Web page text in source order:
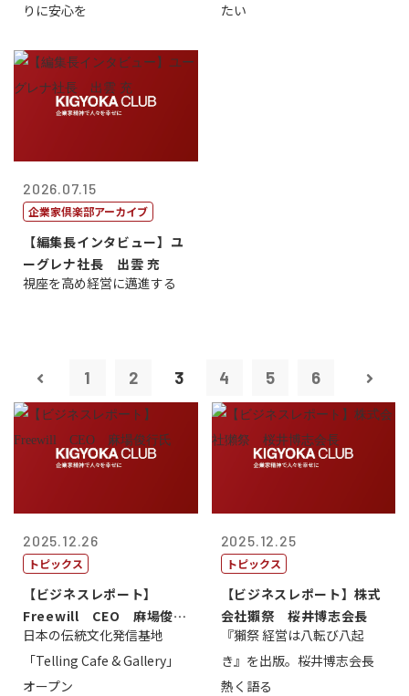
りに安心を
たい
2026.07.15
企業家倶楽部アーカイブ
【編集長インタビュー】ユ
ーグレナ社長 出雲 充
視座を高め経営に邁進する
1 2 3 4 5 6
2025.12.26
トピックス
【ビジネスレポート】
Freewill CEO 麻場俊行
氏
日本の伝統文化発信基地
「Telling Cafe & Gallery」
オープン
2025.12.25
トピックス
【ビジネスレポート】株式
会社獺祭 桜井博志会長
『獺祭 経営は八転び八起
き』を出版。桜井博志会長
熱く語る